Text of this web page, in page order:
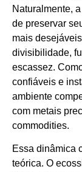
Naturalmente,
de preservar
mais
divisibilidade,
escassez.
confiáveis e
ambiente
com metais
commodities.
Essa dinâmica
teórica. O